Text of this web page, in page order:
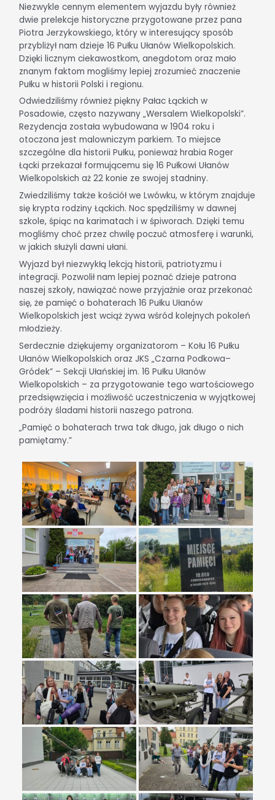
Niezwykle cennym elementem wyjazdu były również
dwie prelekcje historyczne przygotowane przez pana
Piotra Jerzykowskiego, który w interesujący sposób
przybliżył nam dzieje 16 Pułku Ułanów Wielkopolskich.
Dzięki licznym ciekawostkom, anegdotom oraz mało
znanym faktom mogliśmy lepiej zrozumieć znaczenie
Pułku w historii Polski i regionu.
Odwiedziliśmy również piękny Pałac Łąckich w
Posadowie, często nazywany „Wersalem Wielkopolski”.
Rezydencja została wybudowana w 1904 roku i
otoczona jest malowniczym parkiem. To miejsce
szczególne dla historii Pułku, ponieważ hrabia Roger
Łącki przekazał formującemu się 16 Pułkowi Ułanów
Wielkopolskich aż 22 konie ze swojej stadniny.
Zwiedziliśmy także kościół we Lwówku, w którym znajduje
się krypta rodziny Łąckich. Noc spędziliśmy w dawnej
szkole, śpiąc na karimatach i w śpiworach. Dzięki temu
mogliśmy choć przez chwilę poczuć atmosferę i warunki,
w jakich służyli dawni ułani.
Wyjazd był niezwykłą lekcją historii, patriotyzmu i
integracji. Pozwolił nam lepiej poznać dzieje patrona
naszej szkoły, nawiązać nowe przyjaźnie oraz przekonać
się, że pamięć o bohaterach 16 Pułku Ułanów
Wielkopolskich jest wciąż żywa wśród kolejnych pokoleń
młodzieży.
Serdecznie dziękujemy organizatorom – Kołu 16 Pułku
Ułanów Wielkopolskich oraz JKS „Czarna Podkowa–
Gródek” – Sekcji Ułańskiej im. 16 Pułku Ułanów
Wielkopolskich – za przygotowanie tego wartościowego
przedsięwzięcia i możliwość uczestniczenia w wyjątkowej
podróży śladami historii naszego patrona.
„Pamięć o bohaterach trwa tak długo, jak długo o nich
pamiętamy.”